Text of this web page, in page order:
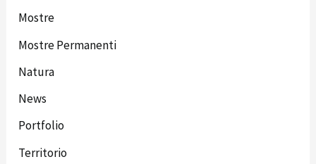
Mostre
Mostre Permanenti
Natura
News
Portfolio
Territorio